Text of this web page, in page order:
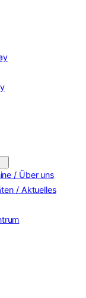
/ Über uns
/ Aktuelles